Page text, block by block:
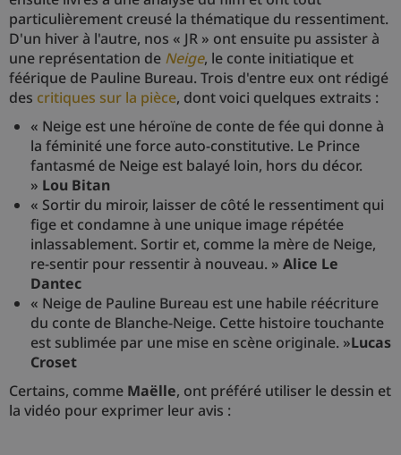
particulièrement creusé la thématique du ressentiment.
D'un hiver à l'autre, nos « JR » ont ensuite pu assister à
une représentation de Neige, le conte initiatique et
féérique de Pauline Bureau. Trois d'entre eux ont rédigé
des critiques sur la pièce, dont voici quelques extraits :
« Neige est une héroïne de conte de fée qui donne à
la féminité une force auto-constitutive. Le Prince
fantasmé de Neige est balayé loin, hors du décor.
» Lou Bitan
« Sortir du miroir, laisser de côté le ressentiment qui
fige et condamne à une unique image répétée
inlassablement. Sortir et, comme la mère de Neige,
re-sentir pour ressentir à nouveau. » Alice Le
Dantec
« Neige de Pauline Bureau est une habile réécriture
du conte de Blanche-Neige. Cette histoire touchante
est sublimée par une mise en scène originale. »Lucas
Croset
Certains, comme Maëlle, ont préféré utiliser le dessin et
la vidéo pour exprimer leur avis :